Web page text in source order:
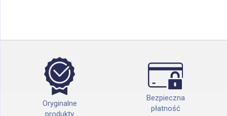
Oryginalne
produkty
Bezpieczna
płatność